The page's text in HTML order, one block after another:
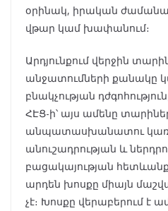
օրինակ, իրական
վթար կամ խափանում։
Արդյունքում վերջին
անջատումների քանակը
բնակչության
ՀԷՑ-ի՝ այս ամենը
անպատասխանատու
անուշադրության և
բացակայության
արդեն խոսքը միայն
չէ։ Խոսքը վերաբերում է